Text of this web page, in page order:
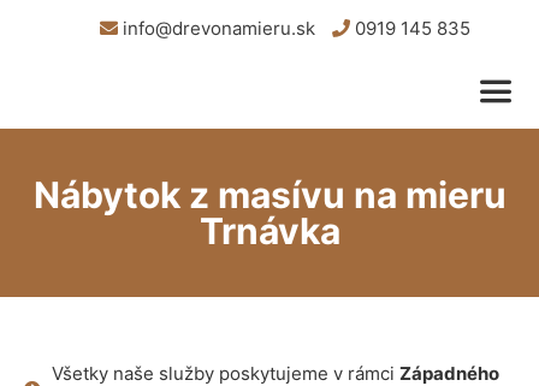
info@drevonamieru.sk 0919 145 835
Nábytok z masívu na mieru
Trnávka
Všetky naše služby poskytujeme v rámci Západného